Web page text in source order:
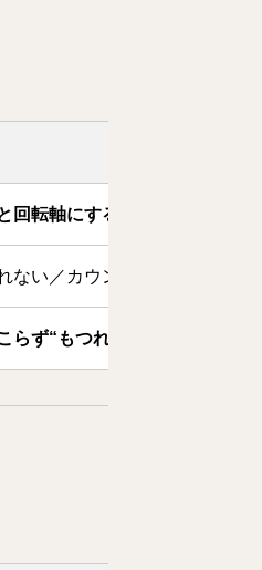
回転軸にする
ない／カウンターを食いやすい
らず“もつれる”だけになる